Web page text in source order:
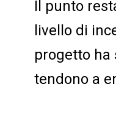
Il punto
livello di
progetto ha
tendono a